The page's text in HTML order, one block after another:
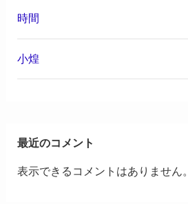
時間
小煌
最近のコメント
表示できるコメントはありません。